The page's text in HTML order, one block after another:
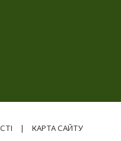
| КАРТА САЙТУ